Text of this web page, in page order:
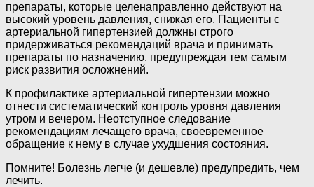
препараты, которые целенаправленно действуют на
высокий уровень давления, снижая его. Пациенты с
артериальной гипертензией должны строго
придерживаться рекомендаций врача и принимать
препараты по назначению, предупреждая тем самым
риск развития осложнений.
К профилактике артериальной гипертензии можно
отнести систематический контроль уровня давления
утром и вечером. Неотступное следование
рекомендациям лечащего врача, своевременное
обращение к нему в случае ухудшения состояния.
Помните! Болезнь легче (и дешевле) предупредить, чем
лечить.